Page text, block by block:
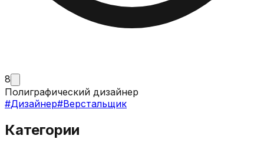
8
Полиграфический дизайнер
#Дизайнер#Верстальщик
Категории